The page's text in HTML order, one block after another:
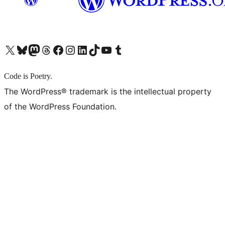
X (旧 Twitter) アカウントへBluesky アカウントへMastodon アカウントへThreads アカウントへ Facebook ページへInstagram アカウントへ LinkedIn アカウントへTikTok アカウントへYouTube チャンネルへ Tumblr アカウントへ
Code is Poetry.
The WordPress® trademark is the intellectual property
of the WordPress Foundation.